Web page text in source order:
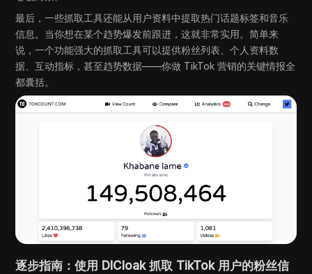
最后，一些抓取工具还能从用户资料中提取热门话题标签和音乐
信息。当你想在某个趋势爆发前跟进，这就非常实用。简单来
说，一个功能强大的抓取工具可以提供粉丝列表、个人资料数
据、互动指标，甚至趋势数据——你做 TikTok 营销的关键情报全
都囊括。
逐步指南：使用 DICloak 抓取 TikTok 用户的粉丝信